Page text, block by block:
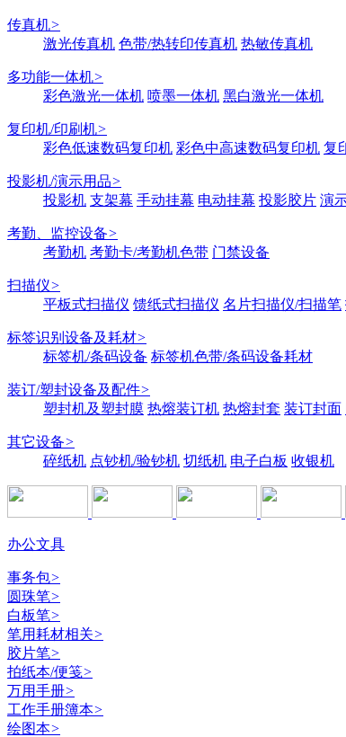
传真机>
激光传真机 色带/热转印传真机 热敏传真机
多功能一体机>
彩色激光一体机 喷墨一体机 黑白激光一体机
复印机/印刷机>
彩色低速数码复印机 彩色中高速数码复印机 复
投影机/演示用品>
投影机 支架幕 手动挂幕 电动挂幕 投影胶片 演
考勤、监控设备>
考勤机 考勤卡/考勤机色带 门禁设备
扫描仪>
平板式扫描仪 馈纸式扫描仪 名片扫描仪/扫描笔
标签识别设备及耗材>
标签机/条码设备 标签机色带/条码设备耗材
装订/塑封设备及配件>
塑封机及塑封膜 热熔装订机 热熔封套 装订封面
其它设备>
碎纸机 点钞机/验钞机 切纸机 电子白板 收银机
办公文具
事务包>
圆珠笔>
白板笔>
笔用耗材相关>
胶片笔>
拍纸本/便笺>
万用手册>
工作手册簿本>
绘图本>